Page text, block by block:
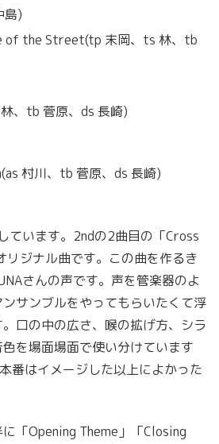
島)
of the Street(tp 末岡、ts 林、tb
、tb 菅原、ds 長崎)
村川、tb 菅原、ds 長崎)
ています。2ndの2曲目の「Cross
リジナル曲です。この曲を作るき
さんの声です。声を管楽器のよ
サンブルをやってもらいたくて浮
口の中の広さ、喉の拡げ方、シラ
を場面場面で使い分けています
番はイメージした以上によかった
「Opening Theme」「Closing